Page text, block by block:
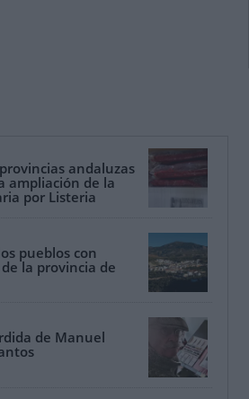
andaluzas
ampliación de la
por Listeria
pueblos con
la provincia de
de Manuel